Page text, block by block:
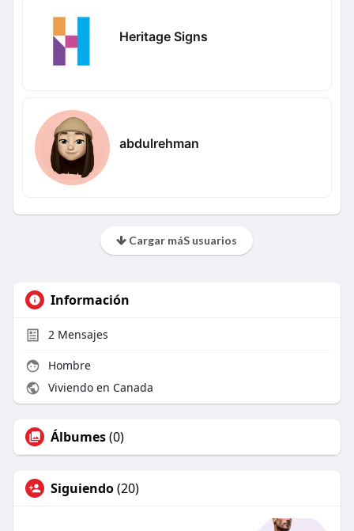
Heritage Signs
abdulrehman
Cargar máS usuarios
Información
2Mensajes
Hombre
Viviendo en Canada
Álbumes(0)
Siguiendo(20)